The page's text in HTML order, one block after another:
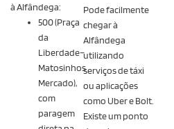
à Alfândega:
500 (Praça
da
Liberdade–
Matosinhos
Mercado),
com
paragem
Pode facilmente
chegar à
Alfândega
utilizando
serviços de táxi
ou aplicações
como Uber e Bolt.
Existe um ponto